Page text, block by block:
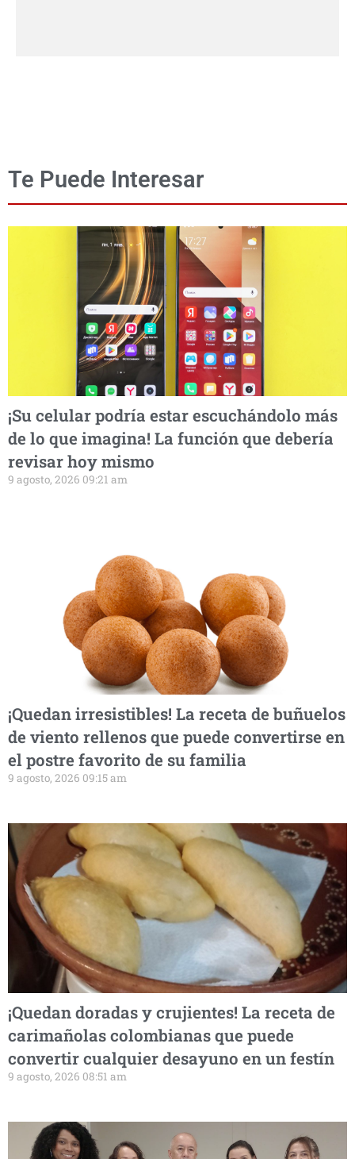
Te Puede Interesar
¡Su celular podría estar escuchándolo más
de lo que imagina! La función que debería
revisar hoy mismo
9 agosto, 2026 09:21 am
¡Quedan irresistibles! La receta de buñuelos
de viento rellenos que puede convertirse en
el postre favorito de su familia
9 agosto, 2026 09:15 am
¡Quedan doradas y crujientes! La receta de
carimañolas colombianas que puede
convertir cualquier desayuno en un festín
9 agosto, 2026 08:51 am